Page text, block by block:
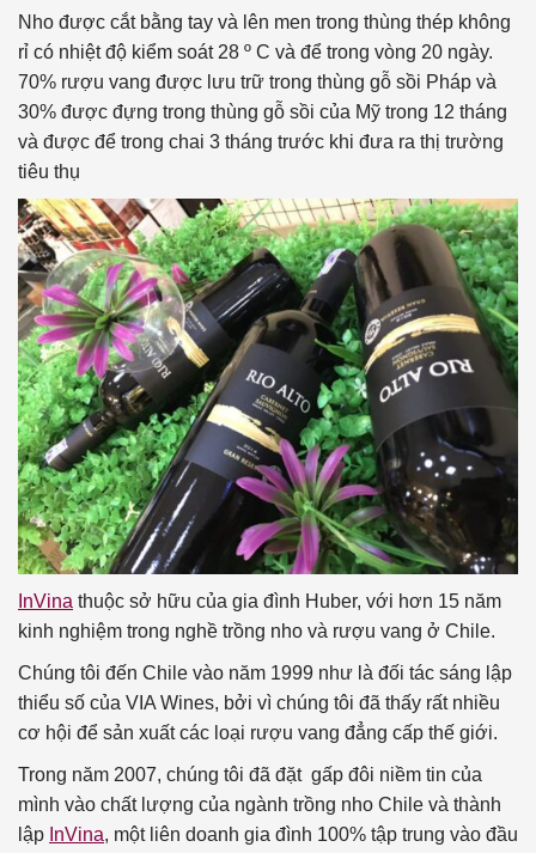
Nho được cắt bằng tay và lên men trong thùng thép không
rỉ có nhiệt độ kiểm soát 28 º C và để trong vòng 20 ngày.
70% rượu vang được lưu trữ trong thùng gỗ sồi Pháp và
30% được đựng trong thùng gỗ sồi của Mỹ trong 12 tháng
và được để trong chai 3 tháng trước khi đưa ra thị trường
tiêu thụ
InVina thuộc sở hữu của gia đình Huber, với hơn 15 năm
kinh nghiệm trong nghề trồng nho và rượu vang ở Chile.
Chúng tôi đến Chile vào năm 1999 như là đối tác sáng lập
thiểu số của VIA Wines, bởi vì chúng tôi đã thấy rất nhiều
cơ hội để sản xuất các loại rượu vang đẳng cấp thế giới.
Trong năm 2007, chúng tôi đã đặt gấp đôi niềm tin của
mình vào chất lượng của ngành trồng nho Chile và thành
lập InVina, một liên doanh gia đình 100% tập trung vào đầu